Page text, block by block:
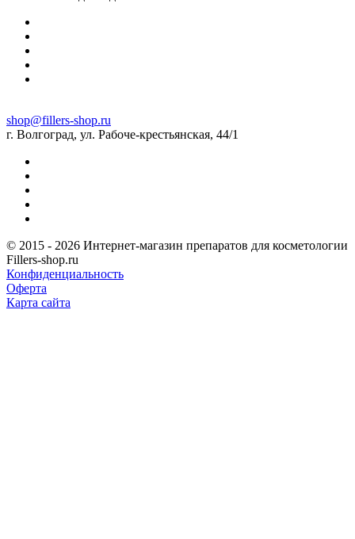
shop@fillers-shop.ru
г. Волгоград, ул. Рабоче-крестьянская, 44/1
© 2015 - 2026 Интернет-магазин препаратов для косметологии
Fillers-shop.ru
Конфиденциальность
Оферта
Карта сайта